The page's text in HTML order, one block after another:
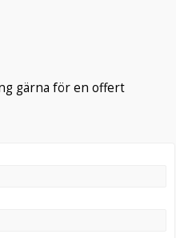
gärna för en offert